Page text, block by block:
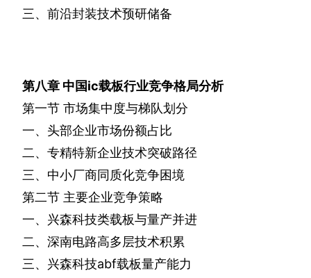
三、前沿封装技术预研储备
第八章 中国ic载板行业竞争格局分析
第一节 市场集中度与梯队划分
一、头部企业市场份额占比
二、专精特新企业技术突破路径
三、中小厂商同质化竞争困境
第二节 主要企业竞争策略
一、兴森科技类载板与量产并进
二、深南电路高多层技术积累
三、兴森科技abf载板量产能力